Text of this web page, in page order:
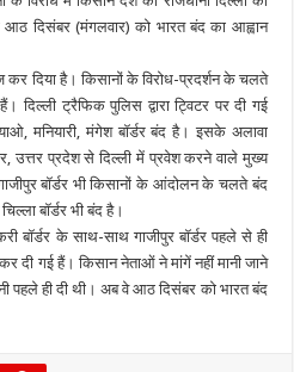
दिसंबर (मंगलवार) को भारत बंद का आह्वान
दिया है। किसानों के विरोध-प्रदर्शन के चलते
दिल्ली ट्रैफिक पुलिस द्वारा ट्विटर पर दी गई
मनियारी, मंगेश बॉर्डर बंद है। इसके अलावा
उत्तर प्रदेश से दिल्ली में प्रवेश करने वाले मुख्य
बॉर्डर भी किसानों के आंदोलन के चलते बंद
बॉर्डर भी बंद है।
के साथ-साथ गाजीपुर बॉर्डर पहले से ही
दी गई हैं। किसान नेताओं ने मांगें नहीं मानी जाने
ही दी थी। अब वे आठ दिसंबर को भारत बंद